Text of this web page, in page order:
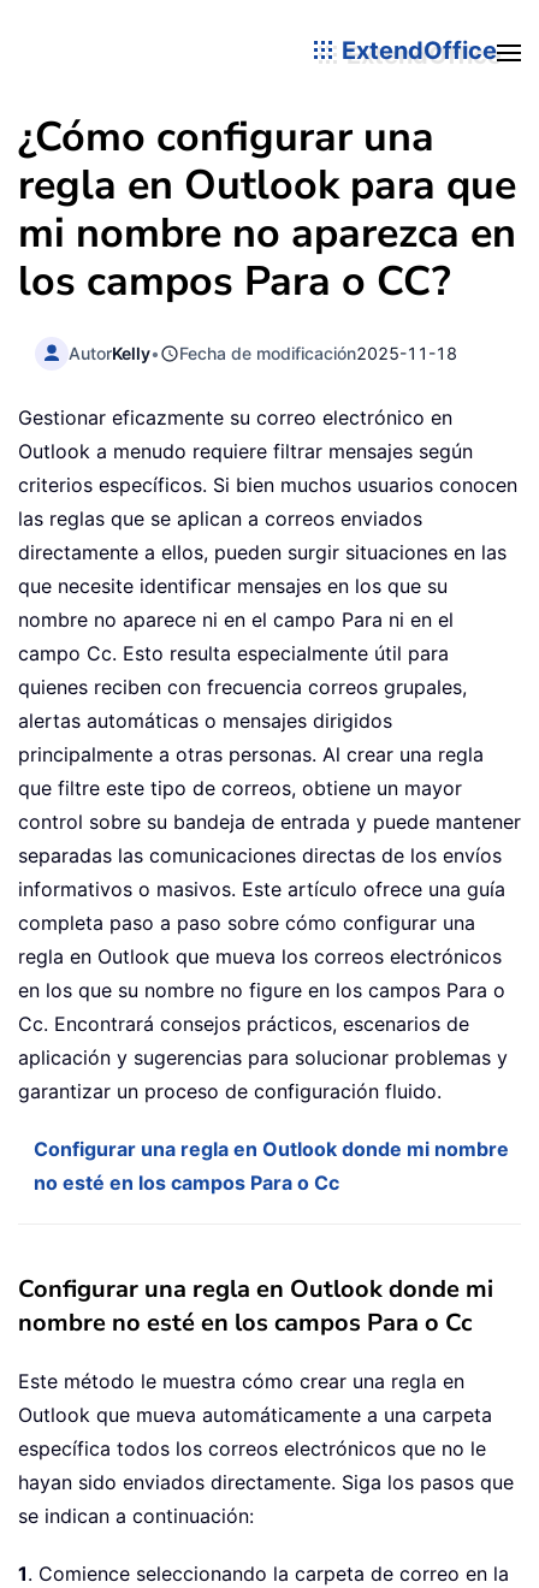
ExtendOffice
¿Cómo configurar una
regla en Outlook para que
mi nombre no aparezca en
los campos Para o CC?
AutorKelly• Fecha de modificación2025-11-18
Gestionar eficazmente su correo electrónico en
Outlook a menudo requiere filtrar mensajes según
criterios específicos. Si bien muchos usuarios conocen
las reglas que se aplican a correos enviados
directamente a ellos, pueden surgir situaciones en las
que necesite identificar mensajes en los que su
nombre no aparece ni en el campo Para ni en el
campo Cc. Esto resulta especialmente útil para
quienes reciben con frecuencia correos grupales,
alertas automáticas o mensajes dirigidos
principalmente a otras personas. Al crear una regla
que filtre este tipo de correos, obtiene un mayor
control sobre su bandeja de entrada y puede mantener
separadas las comunicaciones directas de los envíos
informativos o masivos. Este artículo ofrece una guía
completa paso a paso sobre cómo configurar una
regla en Outlook que mueva los correos electrónicos
en los que su nombre no figure en los campos Para o
Cc. Encontrará consejos prácticos, escenarios de
aplicación y sugerencias para solucionar problemas y
garantizar un proceso de configuración fluido.
Configurar una regla en Outlook donde mi nombre
no esté en los campos Para o Cc
Configurar una regla en Outlook donde mi
nombre no esté en los campos Para o Cc
Este método le muestra cómo crear una regla en
Outlook que mueva automáticamente a una carpeta
específica todos los correos electrónicos que no le
hayan sido enviados directamente. Siga los pasos que
se indican a continuación:
1. Comience seleccionando la carpeta de correo en la